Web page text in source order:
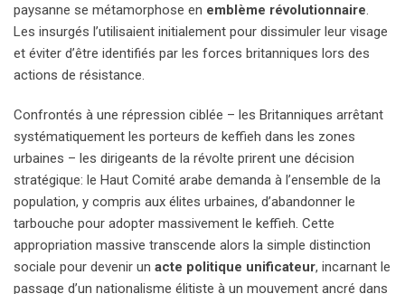
paysanne se métamorphose en emblème révolutionnaire.
Les insurgés l’utilisaient initialement pour dissimuler leur visage
et éviter d’être identifiés par les forces britanniques lors des
actions de résistance.
Confrontés à une répression ciblée – les Britanniques arrêtant
systématiquement les porteurs de keffieh dans les zones
urbaines – les dirigeants de la révolte prirent une décision
stratégique: le Haut Comité arabe demanda à l’ensemble de la
population, y compris aux élites urbaines, d’abandonner le
tarbouche pour adopter massivement le keffieh. Cette
appropriation massive transcende alors la simple distinction
sociale pour devenir un acte politique unificateur, incarnant le
passage d’un nationalisme élitiste à un mouvement ancré dans